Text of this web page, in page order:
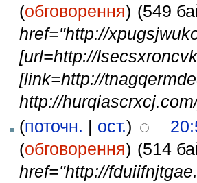
(обговорення) (549
href="http://
[url=http://
[link=http://
http://
(поточн. | ост.)
(обговорення) (514
href="http://